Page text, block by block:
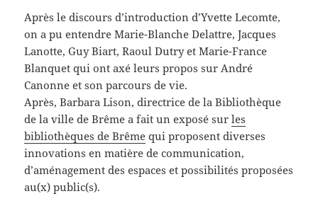
Après le discours d’introduction d’Yvette Lecomte,
on a pu entendre Marie-Blanche Delattre, Jacques
Lanotte, Guy Biart, Raoul Dutry et Marie-France
Blanquet qui ont axé leurs propos sur André
Canonne et son parcours de vie.
Après, Barbara Lison, directrice de la Bibliothèque
de la ville de Brême a fait un exposé surles
bibliothèques de Brême qui proposent diverses
innovations en matière de communication,
d’aménagement des espaces et possibilités proposées
au(x) public(s).